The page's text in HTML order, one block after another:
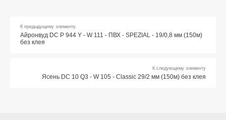
К предыдущему элементу
Айронвуд DC Р 944 Y - W 111 - ПВХ - SPEZIAL - 19/0,8 мм (150м)
без клея
К следующему элементу
Ясень DC 10 Q3 - W 105 - Classic 29/2 мм (150м) без клея